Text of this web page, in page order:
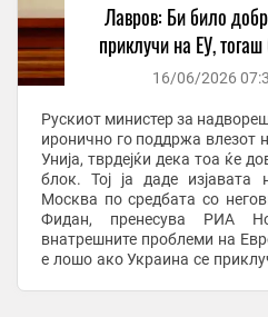
Лавров: Би било
приклучи на ЕУ,
16/06/2026
Рускиот министер за
иронично го поддржа влезот
Унија, тврдејќи дека тоа ќе
блок. Тој ја даде изјавата
Москва по средбата со
Фидан, пренесува РИА
внатрешните проблеми на
е лошо ако Украина се